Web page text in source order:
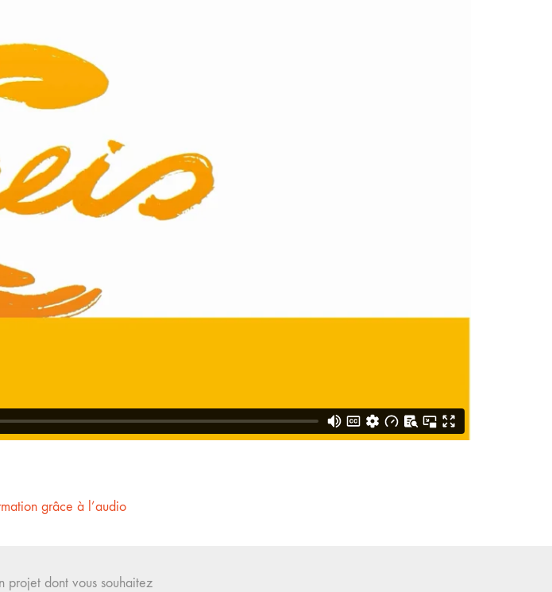
grâce à l’audio
projet dont vous souhaitez